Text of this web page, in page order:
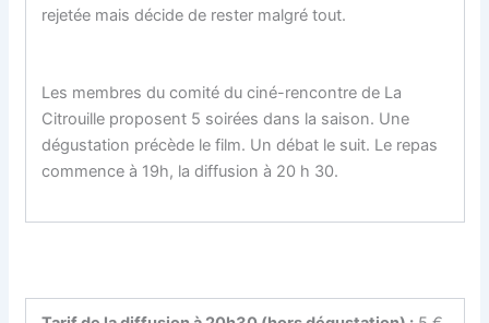
rejetée mais décide de rester malgré tout.
Les membres du comité du ciné-rencontre de La
Citrouille proposent 5 soirées dans la saison. Une
dégustation précède le film. Un débat le suit. Le repas
commence à 19h, la diffusion à 20 h 30.